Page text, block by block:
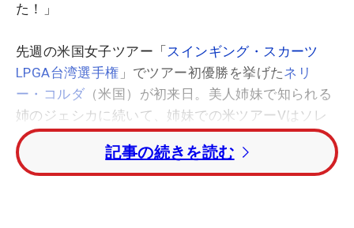
た！」
先週の米国女子ツアー「 スインギング・スカーツ
LPGA台湾選手権 」でツアー初優勝を挙げたネリ
ー・コルダ （米国）が初来日。美人姉妹で知られる
姉のジェシカに続いて、姉妹での米ツアーVはソレ
ンスタム姉妹、ジュタヌガーン姉妹に続き3組目。
「今は疲れが出てきた（笑）」とうれしい悩みを抱
え、はじめて日本の地を踏んだ。
記事の続きを読む